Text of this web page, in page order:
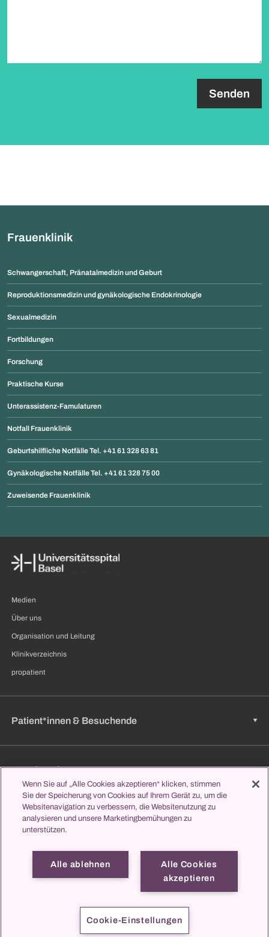
Frauenklinik
Schwangerschaft, Pränatalmedizin und Geburt
Reproduktionsmedizin und gynäkologische Endokrinologie
Sexualmedizin
Fortbildungen
Forschung
Praktische Kurse
Unterassistenz-Famulaturen
Notfall Frauenklinik
Geburtshilfliche Notfälle Tel. +41 61 328 63 81
Gynäkologische Notfälle Tel. +41 61 328 75 00
Zuweisende Frauenklinik
Medien
Über uns
Organisation und Leitung
Klinikverzeichnis
propatient
Patient*innen & Besuchende
Zuweisende
Jobs & Karriere
Lernen & Studieren
Impressum Datenschutz
Wenn Sie auf „Alle Cookies akzeptieren“ klicken, stimmen
Sie der Speicherung von Cookies auf Ihrem Gerät zu, um die
Websitenavigation zu verbessern, die Websitenutzung zu
analysieren und unsere Marketingbemühungen zu
unterstützen.
Alle Cookies
akzeptieren
Alle ablehnen
Cookie-Einstellungen